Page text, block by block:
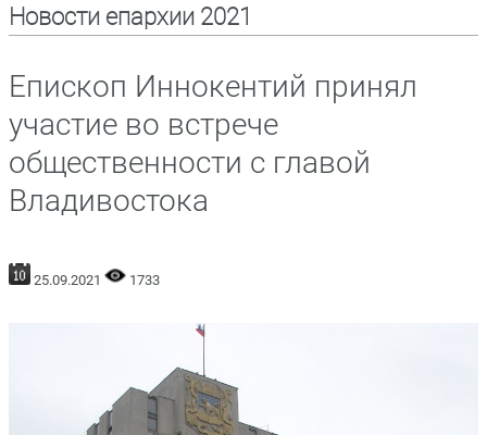
Новости епархии 2021
Епископ Иннокентий принял
участие во встрече
общественности с главой
Владивостока
25.09.2021 1733